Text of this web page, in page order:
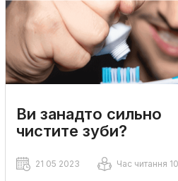
Ви занадто сильно
чистите зуби?
21 05 2023 Час читання